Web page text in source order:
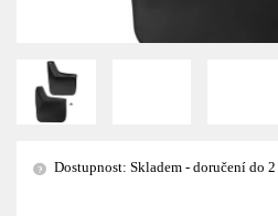
? Dostupnost: Skladem - doručení do 2